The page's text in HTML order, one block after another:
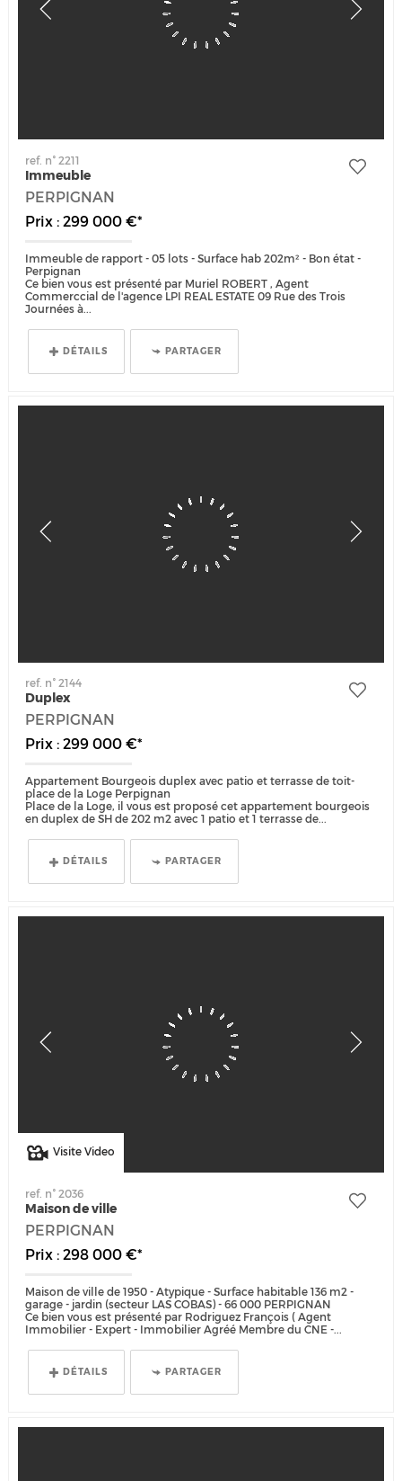
ref. n° 2211
Immeuble
PERPIGNAN
Prix : 299 000 €*
Immeuble de rapport - 05 lots - Surface hab 202m² - Bon état -
Perpignan
Ce bien vous est présenté par Muriel ROBERT , Agent
Commerccial de l'agence LPI REAL ESTATE 09 Rue des Trois
Journées à...
DÉTAILS PARTAGER
ref. n° 2144
Duplex
PERPIGNAN
Prix : 299 000 €*
Appartement Bourgeois duplex avec patio et terrasse de toit-
place de la Loge Perpignan
Place de la Loge, il vous est proposé cet appartement bourgeois
en duplex de SH de 202 m2 avec 1 patio et 1 terrasse de...
DÉTAILS PARTAGER
Visite Video
ref. n° 2036
Maison de ville
PERPIGNAN
Prix : 298 000 €*
Maison de ville de 1950 - Atypique - Surface habitable 136 m2 -
garage - jardin (secteur LAS COBAS) - 66 000 PERPIGNAN
Ce bien vous est présenté par Rodriguez François ( Agent
Immobilier - Expert - Immobilier Agréé Membre du CNE -...
DÉTAILS PARTAGER